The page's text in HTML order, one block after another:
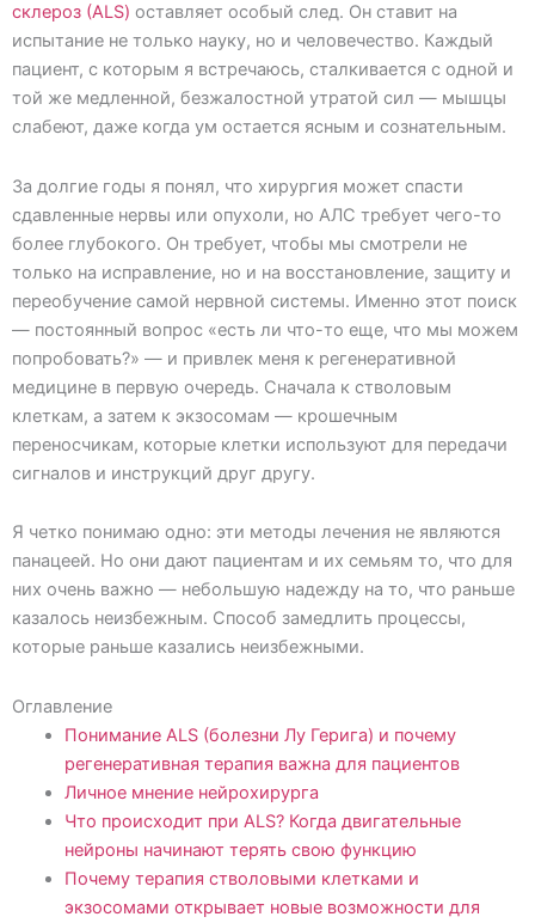
склероз (АLS) оставляет особый след. Он ставит на
испытание не только науку, но и человечество. Каждый
пациент, с которым я встречаюсь, сталкивается с одной и
той же медленной, безжалостной утратой сил — мышцы
слабеют, даже когда ум остается ясным и сознательным.
За долгие годы я понял, что хирургия может спасти
сдавленные нервы или опухоли, но АЛС требует чего-то
более глубокого. Он требует, чтобы мы смотрели не
только на исправление, но и на восстановление, защиту и
переобучение самой нервной системы. Именно этот поиск
— постоянный вопрос «есть ли что-то еще, что мы можем
попробовать?» — и привлек меня к регенеративной
медицине в первую очередь. Сначала к стволовым
клеткам, а затем к экзосомам — крошечным
переносчикам, которые клетки используют для передачи
сигналов и инструкций друг другу.
Я четко понимаю одно: эти методы лечения не являются
панацеей. Но они дают пациентам и их семьям то, что для
них очень важно — небольшую надежду на то, что раньше
казалось неизбежным. Способ замедлить процессы,
которые раньше казались неизбежными.
Оглавление
Понимание АLS (болезни Лу Герига) и почему
регенеративная терапия важна для пациентов
Личное мнение нейрохирурга
Что происходит при ALS? Когда двигательные
нейроны начинают терять свою функцию
Почему терапия стволовыми клетками и
экзосомами открывает новые возможности для